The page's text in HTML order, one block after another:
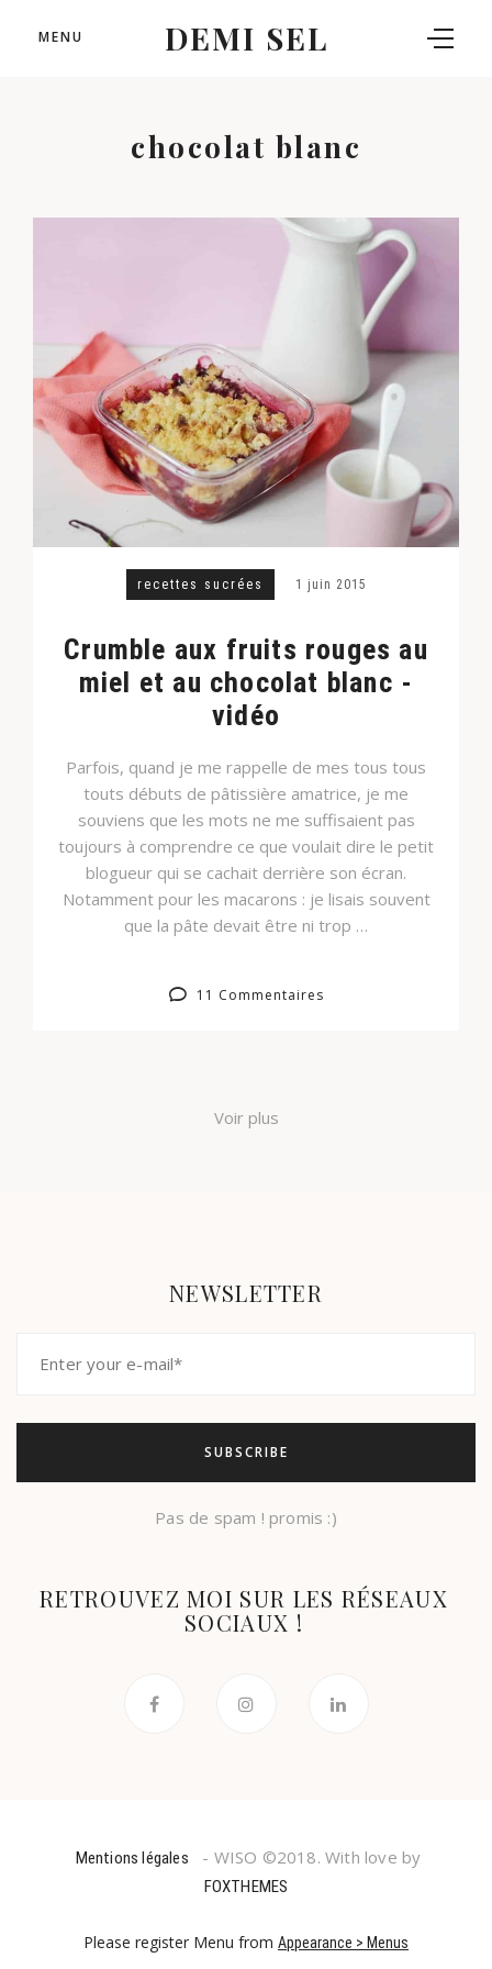
DEMI SEL
MENU
chocolat blanc
recettes sucrées 1 juin 2015
Crumble aux fruits rouges au
miel et au chocolat blanc -
vidéo
Parfois, quand je me rappelle de mes tous tous
touts débuts de pâtissière amatrice, je me
souviens que les mots ne me suffisaient pas
toujours à comprendre ce que voulait dire le petit
blogueur qui se cachait derrière son écran.
Notamment pour les macarons : je lisais souvent
que la pâte devait être ni trop …
11 Commentaires
Voir plus
NEWSLETTER
Pas de spam ! promis :)
RETROUVEZ MOI SUR LES RÉSEAUX
SOCIAUX !
Mentions légales - WISO ©2018. With love by
FOXTHEMES
Please register Menu from Appearance > Menus